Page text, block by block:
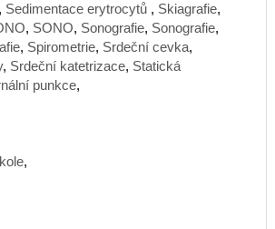
, Sedimentace erytrocytů , Skiagrafie,
, SONO, Sonografie, Sonografie,
, Spirometrie, Srdeční cevka,
, Srdeční katetrizace, Statická
punkce,
,